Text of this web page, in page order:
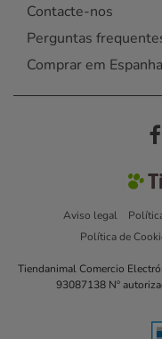
Contacte-nos
Perguntas
Comprar em Espanha
Aviso legal
Política de
Tiendanimal Comercio
93087138 Nº